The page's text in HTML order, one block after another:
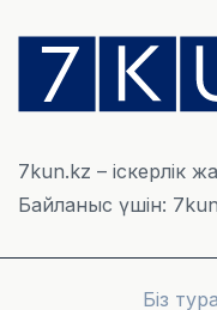
ҚАРЖЫ
Отбасы банктің
мыңға жуық
Freedom Travel
7kun.kz – іскерлік
Байланыс үшін:
Біз